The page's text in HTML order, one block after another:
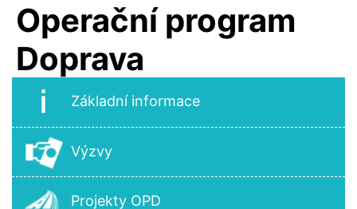
Operační program
Doprava
Základní informace
Výzvy
Projekty OPD